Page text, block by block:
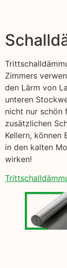
Zimmers
den Lärm von
unteren
nicht nur schön
zusätzlichen
Kellern, können
in den kalten
wirken!